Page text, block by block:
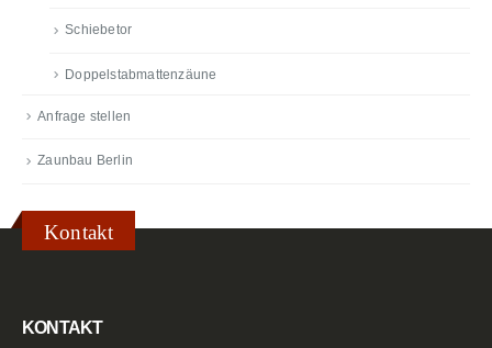
Schiebetor
Doppelstabmattenzäune
Anfrage stellen
Zaunbau Berlin
Kontakt
KONTAKT